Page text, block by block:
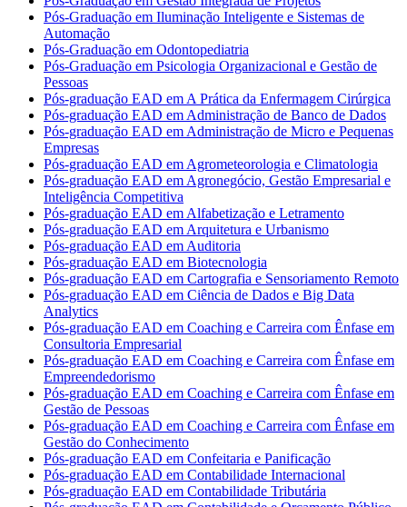
Pós-Graduação em Iluminação Inteligente e Sistemas de
Automação
Pós-Graduação em Odontopediatria
Pós-Graduação em Psicologia Organizacional e Gestão de
Pessoas
Pós-graduação EAD em A Prática da Enfermagem Cirúrgica
Pós-graduação EAD em Administração de Banco de Dados
Pós-graduação EAD em Administração de Micro e Pequenas
Empresas
Pós-graduação EAD em Agrometeorologia e Climatologia
Pós-graduação EAD em Agronegócio, Gestão Empresarial e
Inteligência Competitiva
Pós-graduação EAD em Alfabetização e Letramento
Pós-graduação EAD em Arquitetura e Urbanismo
Pós-graduação EAD em Auditoria
Pós-graduação EAD em Biotecnologia
Pós-graduação EAD em Cartografia e Sensoriamento Remoto
Pós-graduação EAD em Ciência de Dados e Big Data
Analytics
Pós-graduação EAD em Coaching e Carreira com Ênfase em
Consultoria Empresarial
Pós-graduação EAD em Coaching e Carreira com Ênfase em
Empreendedorismo
Pós-graduação EAD em Coaching e Carreira com Ênfase em
Gestão de Pessoas
Pós-graduação EAD em Coaching e Carreira com Ênfase em
Gestão do Conhecimento
Pós-graduação EAD em Confeitaria e Panificação
Pós-graduação EAD em Contabilidade Internacional
Pós-graduação EAD em Contabilidade Tributária